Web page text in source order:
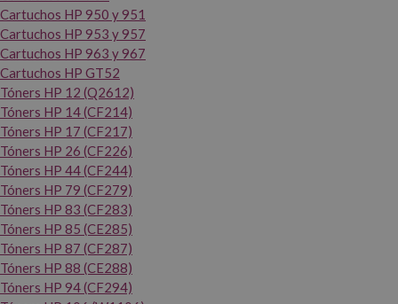
Cartuchos HP 950 y 951
Cartuchos HP 953 y 957
Cartuchos HP 963 y 967
Cartuchos HP GT52
Tóners HP 12 (Q2612)
Tóners HP 14 (CF214)
Tóners HP 17 (CF217)
Tóners HP 26 (CF226)
Tóners HP 44 (CF244)
Tóners HP 79 (CF279)
Tóners HP 83 (CF283)
Tóners HP 85 (CE285)
Tóners HP 87 (CF287)
Tóners HP 88 (CE288)
Tóners HP 94 (CF294)